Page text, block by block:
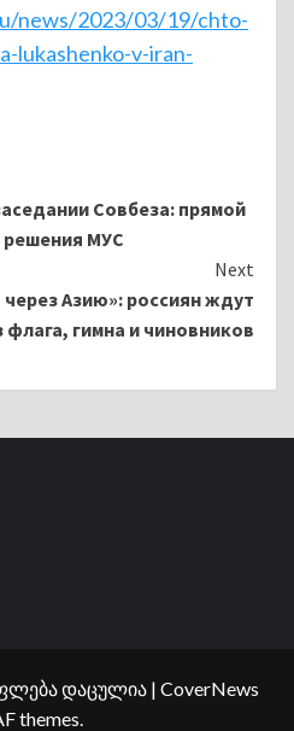
news/2023/03/19/chto-
lukashenko-v-iran-
Совбеза: прямой
МУС
Next
Азию»: россиян ждут
флага, гимна и чиновников
დაცულია | CoverNews
themes.